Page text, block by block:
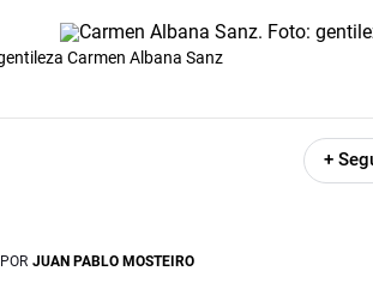
Carmen Albana Sanz
+
POR JUAN PABLO MOSTEIRO